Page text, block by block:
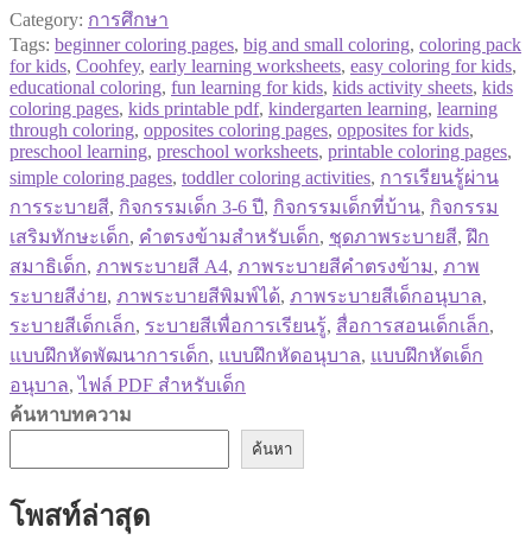
Category: การศึกษา
Tags: beginner coloring pages, big and small coloring, coloring pack
for kids, Coohfey, early learning worksheets, easy coloring for kids,
educational coloring, fun learning for kids, kids activity sheets, kids
coloring pages, kids printable pdf, kindergarten learning, learning
through coloring, opposites coloring pages, opposites for kids,
preschool learning, preschool worksheets, printable coloring pages,
simple coloring pages, toddler coloring activities, การเรียนรู้ผ่าน
การระบายสี, กิจกรรมเด็ก 3-6 ปี, กิจกรรมเด็กที่บ้าน, กิจกรรม
เสริมทักษะเด็ก, คำตรงข้ามสำหรับเด็ก, ชุดภาพระบายสี,ฝึก
สมาธิเด็ก, ภาพระบายสี A4, ภาพระบายสีคำตรงข้าม, ภาพ
ระบายสีง่าย, ภาพระบายสีพิมพ์ได้, ภาพระบายสีเด็กอนุบาล,
ระบายสีเด็กเล็ก, ระบายสีเพื่อการเรียนรู้, สื่อการสอนเด็กเล็ก,
แบบฝึกหัดพัฒนาการเด็ก, แบบฝึกหัดอนุบาล, แบบฝึกหัดเด็ก
อนุบาล,ไฟล์ PDF สำหรับเด็ก
ค้นหาบทความ
ค้นหา
โพสท์ล่าสุด